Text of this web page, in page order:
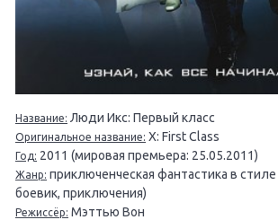
Название: Люди Икс: Первый класс
Оригинальное название: X: First Class
Год: 2011 (мировая премьера: 25.05.2011)
Жанр: приключенческая фантастика в
боевик, приключения)
Режиссёр: Мэттью Вон